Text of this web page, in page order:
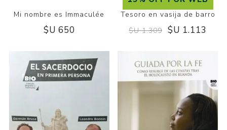
Mi nombre es Immaculée
$U 650
Tesoro en vasija de barro
$U 1.309 $U 1.113